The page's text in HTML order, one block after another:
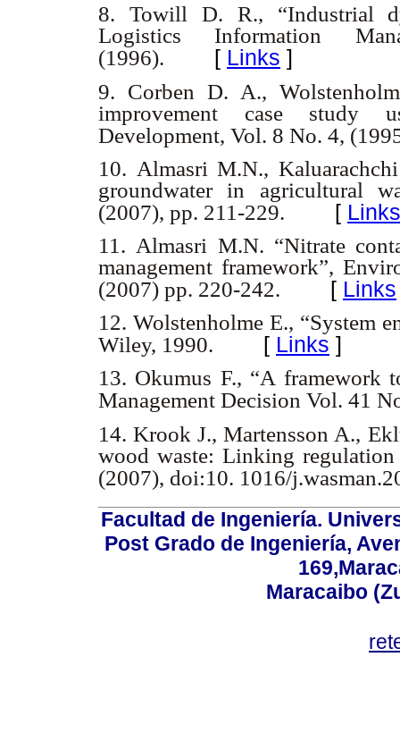
8. Towill D. R., “Industrial
Logistics Information
(1996). [ Links ]
9. Corben D. A.,
improvement case study
Development, Vol. 8 No. 4,
10. Almasri M.N.,
groundwater in agricultural
(2007), pp. 211-229. [ Links
11. Almasri M.N. “Nitrate
management framework”,
(2007) pp. 220-242. [ Links
12. Wolstenholme E., “System
Wiley, 1990. [ Links ]
13. Okumus F., “A framework
Management Decision Vol. 41
14. Krook J., Martensson A.,
wood waste: Linking regulation
(2007), doi:10. 1016/
Facultad de Ingeniería.
Post Grado de Ingeniería,
Maracaibo